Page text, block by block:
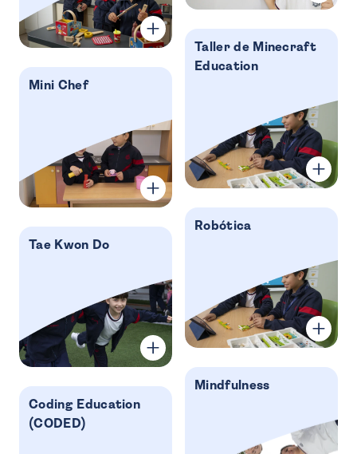
Taller de Minecraft
Education
Mini Chef
Robótica
Tae Kwon Do
Mindfulness
Coding Education
(CODED)